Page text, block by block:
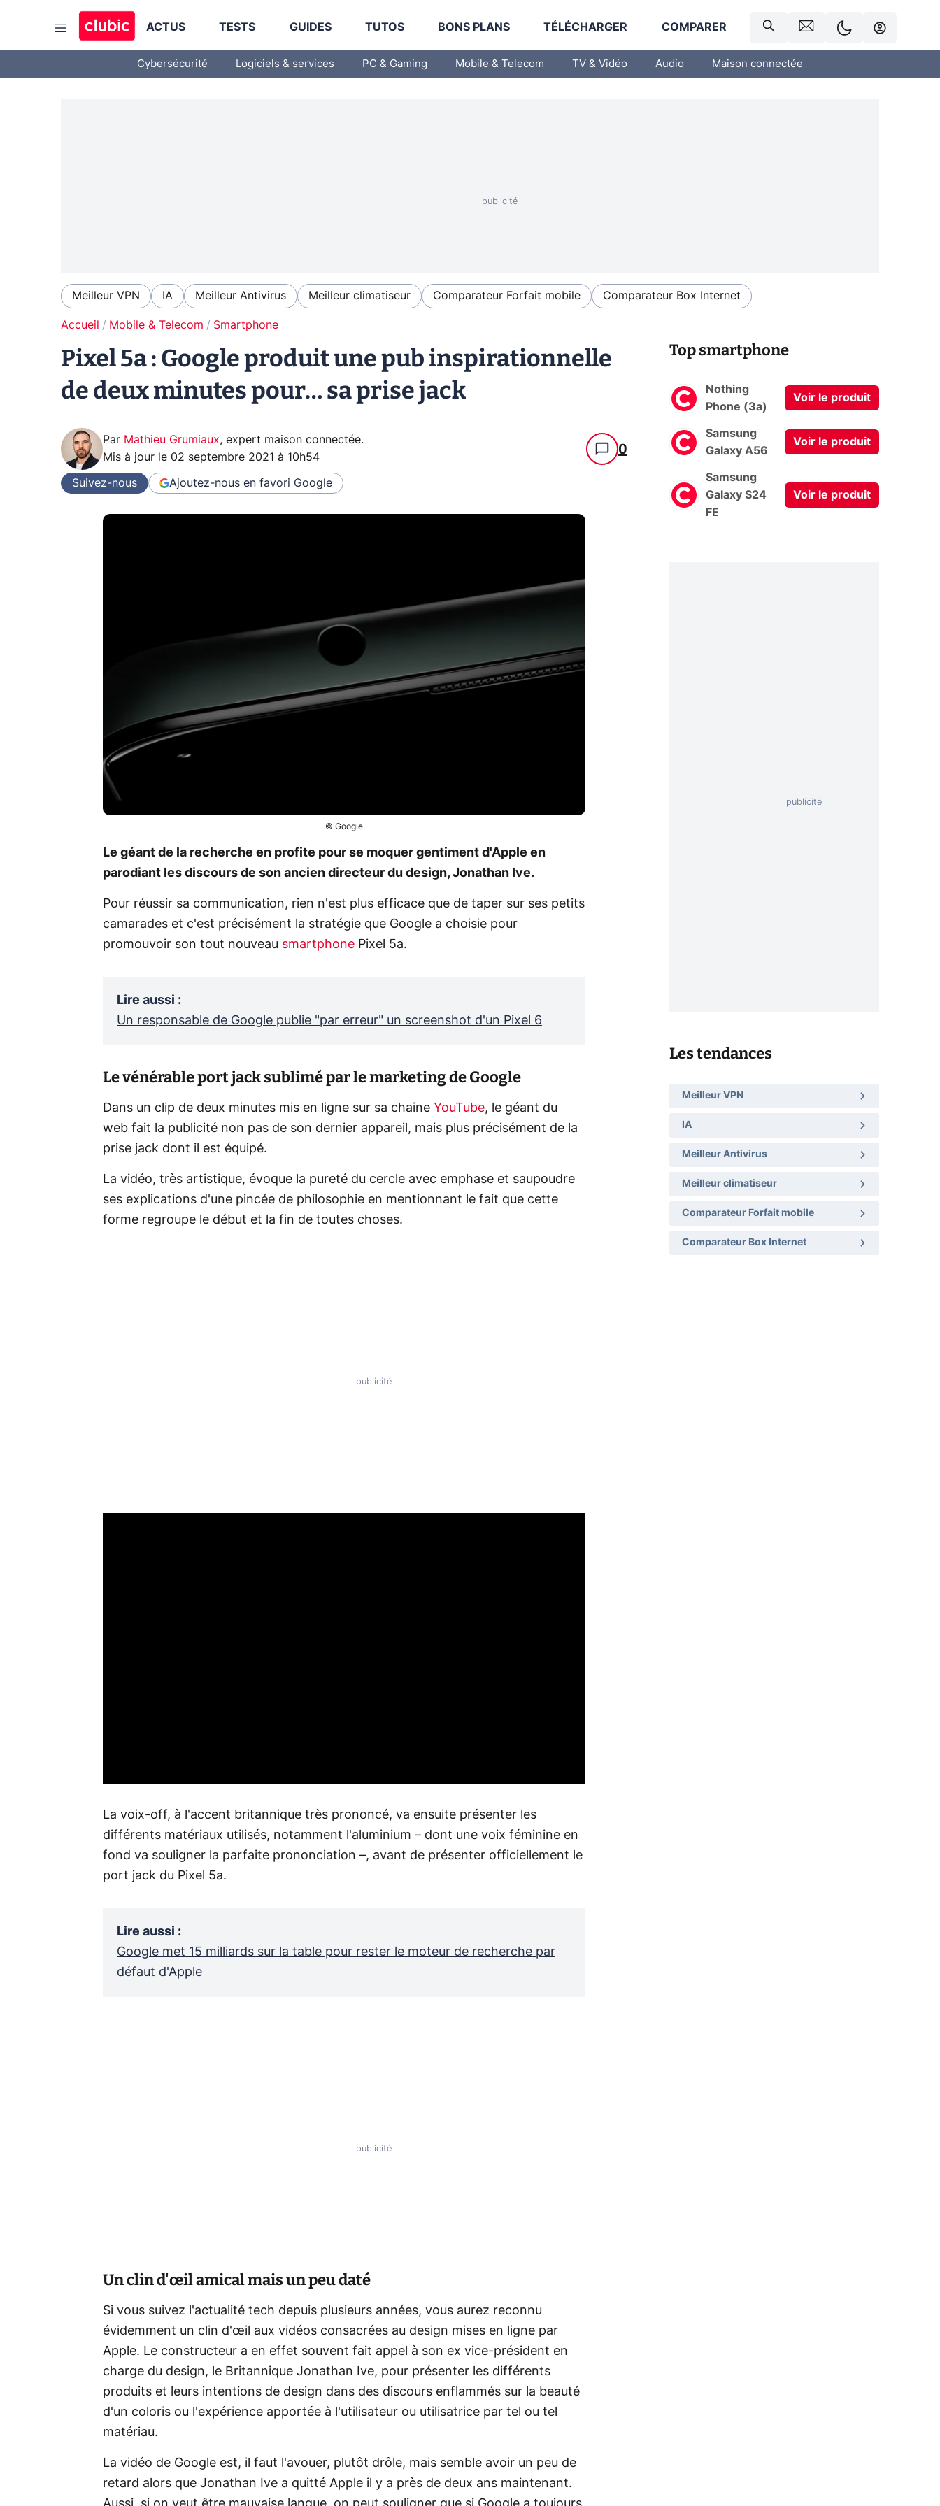
ACTUS TESTS GUIDES TUTOS BONS PLANS TÉLÉCHARGER COMPARER
Cybersécurité Logiciels & services PC & Gaming Mobile & Telecom TV & Vidéo Audio Maison connectée
Meilleur VPN IA Meilleur Antivirus Meilleur climatiseur Comparateur Forfait mobile Comparateur Box Internet
Accueil Mobile & Telecom Smartphone
Pixel 5a : Google produit une pub inspirationnelle
de deux minutes pour… sa prise jack
Par Mathieu Grumiaux, expert maison connectée.
Mis à jour le 02 septembre 2021 à 10h54 0
Suivez-nous Ajoutez-nous en favori Google
© Google
Le géant de la recherche en profite pour se moquer gentiment d'Apple en
parodiant les discours de son ancien directeur du design, Jonathan Ive.
Pour réussir sa communication, rien n'est plus efficace que de taper sur ses petits
camarades et c'est précisément la stratégie que Google a choisie pour
promouvoir son tout nouveau smartphone Pixel 5a.
Lire aussi :
Un responsable de Google publie "par erreur" un screenshot d'un Pixel 6
Le vénérable port jack sublimé par le marketing de Google
Dans un clip de deux minutes mis en ligne sur sa chaine YouTube, le géant du
web fait la publicité non pas de son dernier appareil, mais plus précisément de la
prise jack dont il est équipé.
La vidéo, très artistique, évoque la pureté du cercle avec emphase et saupoudre
ses explications d'une pincée de philosophie en mentionnant le fait que cette
forme regroupe le début et la fin de toutes choses.
La voix-off, à l'accent britannique très prononcé, va ensuite présenter les
différents matériaux utilisés, notamment l'aluminium – dont une voix féminine en
fond va souligner la parfaite prononciation –, avant de présenter officiellement le
port jack du Pixel 5a.
Lire aussi :
Google met 15 milliards sur la table pour rester le moteur de recherche par
défaut d'Apple
Un clin d'œil amical mais un peu daté
Si vous suivez l'actualité tech depuis plusieurs années, vous aurez reconnu
évidemment un clin d'œil aux vidéos consacrées au design mises en ligne par
Apple. Le constructeur a en effet souvent fait appel à son ex vice-président en
charge du design, le Britannique Jonathan Ive, pour présenter les différents
produits et leurs intentions de design dans des discours enflammés sur la beauté
d'un coloris ou l'expérience apportée à l'utilisateur ou utilisatrice par tel ou tel
matériau.
La vidéo de Google est, il faut l'avouer, plutôt drôle, mais semble avoir un peu de
retard alors que Jonathan Ive a quitté Apple il y a près de deux ans maintenant.
Top smartphone
Nothing
Phone (3a)
Voir le produit
Samsung
Galaxy A56
Voir le produit
Samsung
Galaxy S24
FE
Voir le produit
Les tendances
Meilleur VPN
IA
Meilleur Antivirus
Meilleur climatiseur
Comparateur Forfait mobile
Comparateur Box Internet